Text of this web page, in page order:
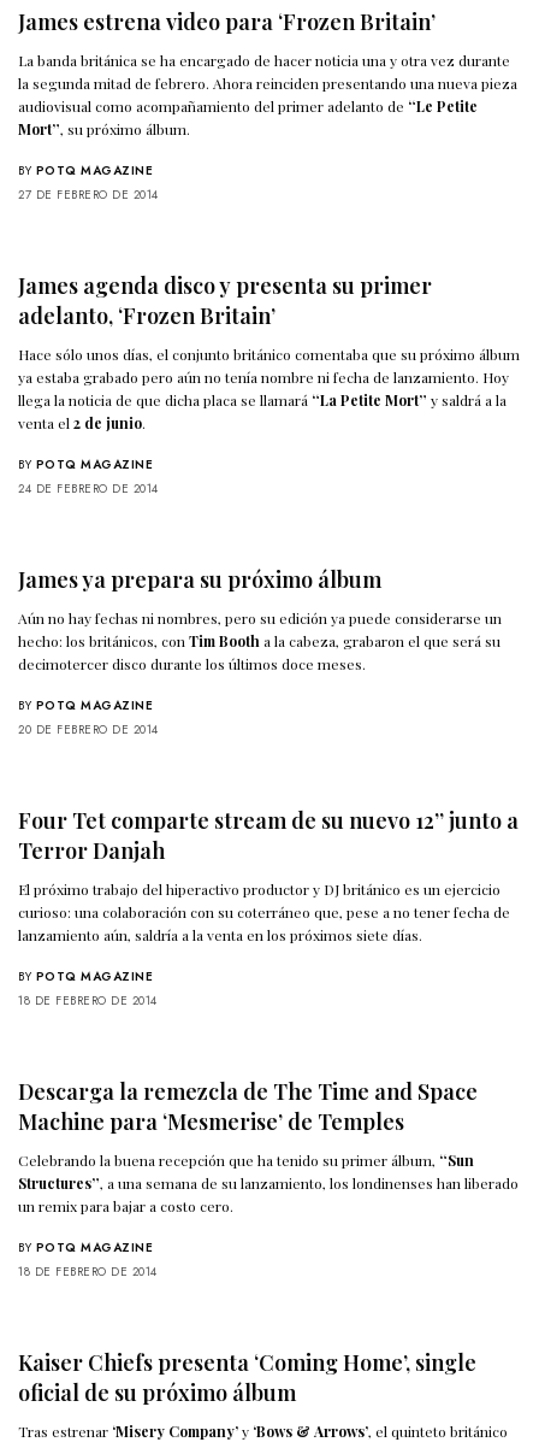
James estrena video para ‘Frozen Britain’
La banda británica se ha encargado de hacer noticia una y otra vez durante
la segunda mitad de febrero. Ahora reinciden presentando una nueva pieza
audiovisual como acompañamiento del primer adelanto de “Le Petite
Mort”, su próximo álbum.
BY POTQ MAGAZINE
27 DE FEBRERO DE 2014
James agenda disco y presenta su primer
adelanto, ‘Frozen Britain’
Hace sólo unos días, el conjunto británico comentaba que su próximo álbum
ya estaba grabado pero aún no tenía nombre ni fecha de lanzamiento. Hoy
llega la noticia de que dicha placa se llamará “La Petite Mort” y saldrá a la
venta el2 de junio.
BY POTQ MAGAZINE
24 DE FEBRERO DE 2014
James ya prepara su próximo álbum
Aún no hay fechas ni nombres, pero su edición ya puede considerarse un
hecho: los británicos, conTim Booth a la cabeza, grabaron el que será su
decimotercer disco durante los últimos doce meses.
BY POTQ MAGAZINE
20 DE FEBRERO DE 2014
Four Tet comparte stream de su nuevo 12’’ junto a
Terror Danjah
El próximo trabajo del hiperactivo productor y DJ británico es un ejercicio
curioso: una colaboración con su coterráneo que, pese a no tener fecha de
lanzamiento aún, saldría a la venta en los próximos siete días.
BY POTQ MAGAZINE
18 DE FEBRERO DE 2014
Descarga la remezcla de The Time and Space
Machine para ‘Mesmerise’ de Temples
Celebrando la buena recepción que ha tenido su primer álbum, “Sun
Structures”, a una semana de su lanzamiento, los londinenses han liberado
un remix para bajar a costo cero.
BY POTQ MAGAZINE
18 DE FEBRERO DE 2014
Kaiser Chiefs presenta ‘Coming Home’, single
oficial de su próximo álbum
Tras estrenar ‘Misery Company’y ‘Bows & Arrows’, el quinteto británico